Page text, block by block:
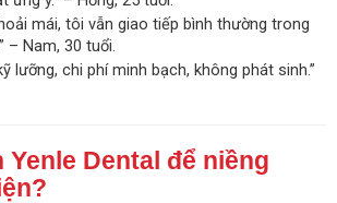
mái, tôi vẫn giao tiếp bình thường trong
– Nam, 30 tuổi.
lưỡng, chi phí minh bạch, không phát sinh.”
Yenle Dental để niềng